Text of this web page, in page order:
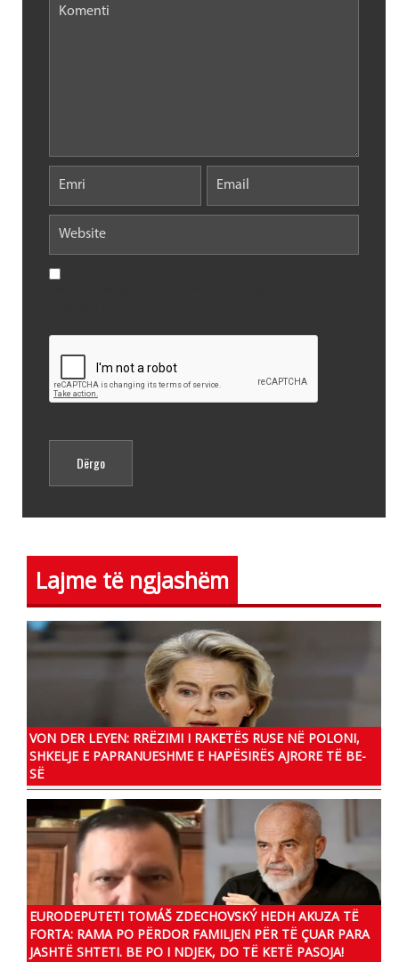
Lajme të ngjashëm
VON DER LEYEN: RRËZIMI I RAKETËS RUSE NË POLONI,
SHKELJE E PAPRANUESHME E HAPËSIRËS AJRORE TË BE-
SË
EURODEPUTETI TOMÁŠ ZDECHOVSKÝ HEDH AKUZA TË
FORTA: RAMA PO PËRDOR FAMILJEN PËR TË ÇUAR PARA
JASHTË SHTETI. BE PO I NDJEK, DO TË KETË PASOJA!